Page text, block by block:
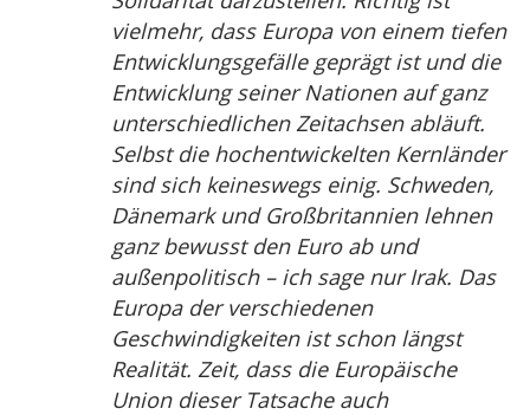
vielmehr, dass Europa von einem tiefen
Entwicklungsgefälle geprägt ist und die
Entwicklung seiner Nationen auf ganz
unterschiedlichen Zeitachsen abläuft.
Selbst die hochentwickelten Kernländer
sind sich keineswegs einig. Schweden,
Dänemark und Großbritannien lehnen
ganz bewusst den Euro ab und
außenpolitisch – ich sage nur Irak. Das
Europa der verschiedenen
Geschwindigkeiten ist schon längst
Realität. Zeit, dass die Europäische
Union dieser Tatsache auch